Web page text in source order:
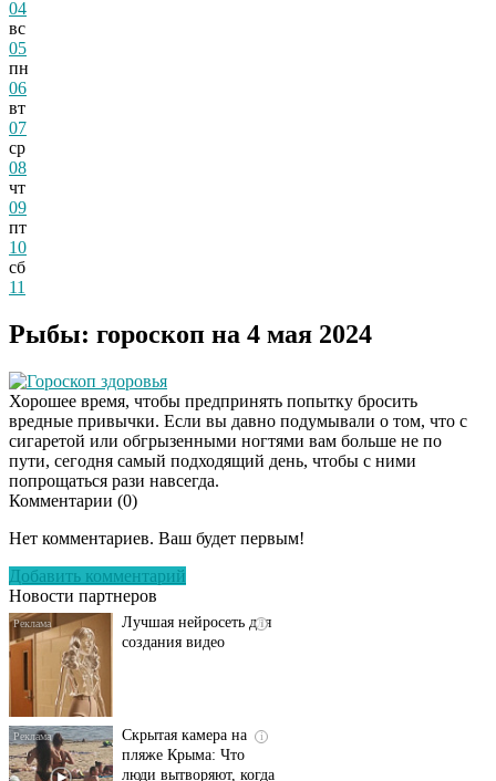
04
вс
05
пн
06
вт
07
ср
08
чт
09
пт
10
сб
11
Рыбы: гороскоп на 4 мая 2024
Гороскоп здоровья
Хорошее время, чтобы предпринять попытку бросить
вредные привычки. Если вы давно подумывали о том, что с
сигаретой или обгрызенными ногтями вам больше не по
пути, сегодня самый подходящий день, чтобы с ними
попрощаться рази навсегда.
Комментарии (0)
Нет комментариев. Ваш будет первым!
Добавить комментарий
Новости партнеров
Передовая нейронка
i
Лучшая нейросеть для
создания видео
i
Скрытая камера на
пляже Крыма: Что
люди вытворяют, когда